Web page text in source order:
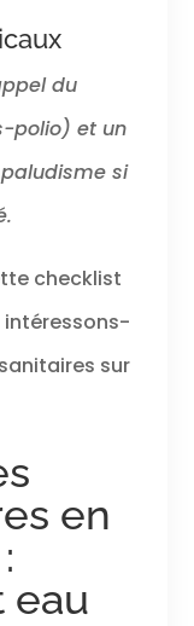
du
polio) et un
si
checklist
sur
en
eau